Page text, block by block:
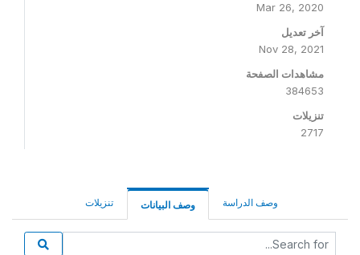
Mar 26, 2020
آخر تعديل
Nov 28, 2021
مشاهدات الصفحة
384653
تنزيلات
2717
وصف الدراسة وصف البيانات تنزيلات